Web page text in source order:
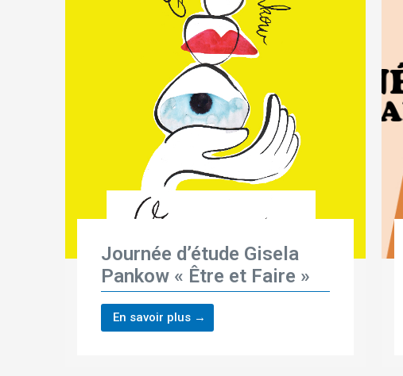
Journée d’étude Gisela
Pankow « Être et Faire »
En savoir plus →